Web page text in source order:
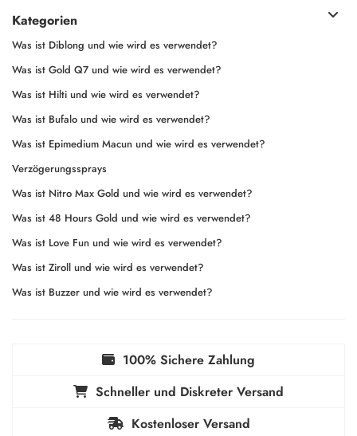
Kategorien
Was ist Diblong und wie wird es verwendet?
Was ist Gold Q7 und wie wird es verwendet?
Was ist Hilti und wie wird es verwendet?
Was ist Bufalo und wie wird es verwendet?
Was ist Epimedium Macun und wie wird es verwendet?
Verzögerungssprays
Was ist Nitro Max Gold und wie wird es verwendet?
Was ist 48 Hours Gold und wie wird es verwendet?
Was ist Love Fun und wie wird es verwendet?
Was ist Ziroll und wie wird es verwendet?
Was ist Buzzer und wie wird es verwendet?
100% Sichere Zahlung
Schneller und Diskreter Versand
Kostenloser Versand